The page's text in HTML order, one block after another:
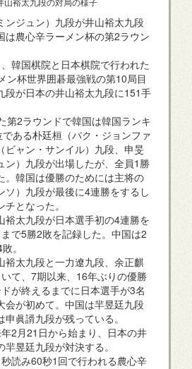
ジュン）九段が井山裕太九段
は農心辛ラーメン杯の第2ラウン
韓国棋院と日本棋院で行われた
ン杯世界囲碁最強戦の第10局目
段が日本の井山裕太九段に151手
第2ラウンドで韓国は韓国ランキ
ある朴廷桓（パク・ジョンファ
ビャン・サンイル）九段、申旻
ン）九段が出場したが、全員1勝
。韓国は優勝のためには主将の
ソ）九段が最後に4連勝をするし
となった。
太九段が日本選手初の4連勝を
で5勝2敗を記録した。中国は2
。
太九段と一力遼九段、余正麒
て、7期以来、16年ぶりの優勝
が終えるまでに日本選手が3名
会が初めて。中国は羋昱廷九段
眞諝九段が残っている。
2月21日から始まり、日本の井
昱廷九段が対決する。
読み60秒1回で行われる農心辛